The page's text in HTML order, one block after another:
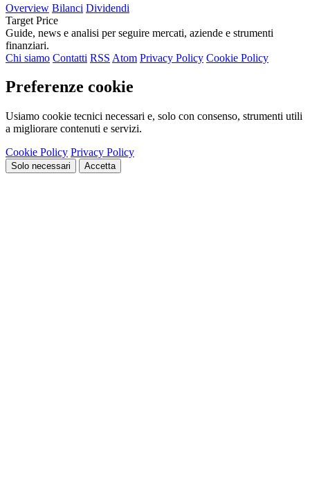
Overview Bilanci Dividendi
Target Price
Guide, news e analisi per seguire mercati, aziende e strumenti
finanziari.
Chi siamo Contatti RSS Atom Privacy Policy Cookie Policy
Preferenze cookie
Usiamo cookie tecnici necessari e, solo con consenso, strumenti utili
a migliorare contenuti e servizi.
Cookie Policy Privacy Policy
Solo necessari Accetta